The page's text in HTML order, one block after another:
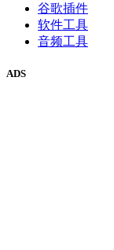
谷歌插件
软件工具
音频工具
ADS